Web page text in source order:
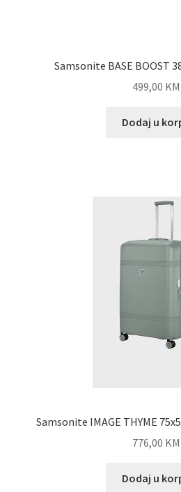
Samsonite BASE BOOST
499,00 KM
Dodaj u
Samsonite IMAGE THYME
776,00 KM
Dodaj u